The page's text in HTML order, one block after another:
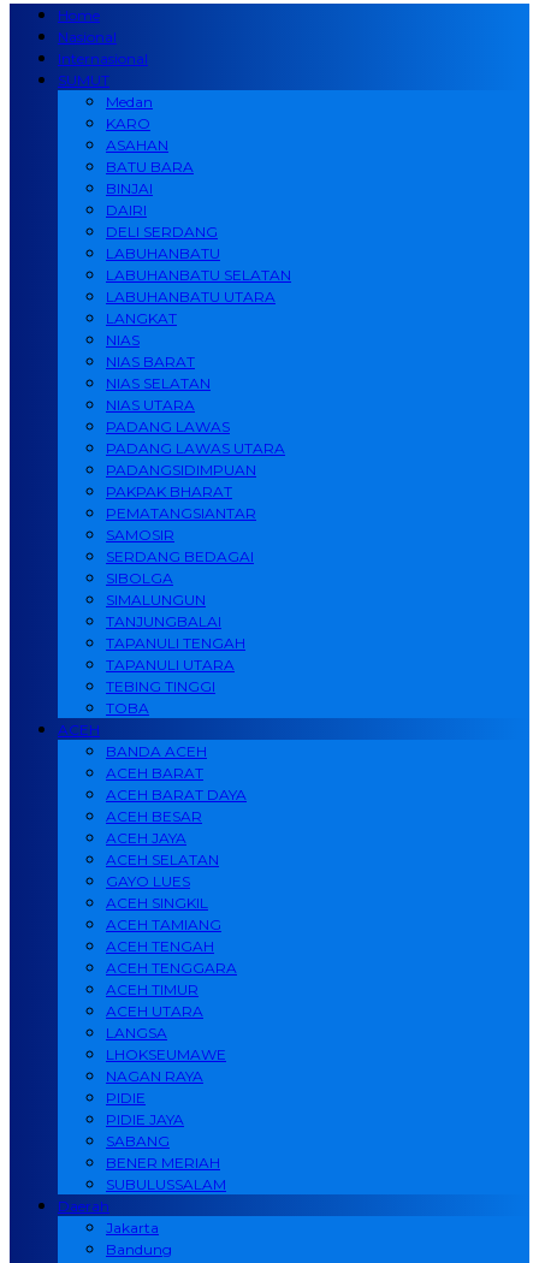
Home
Nasional
Internasional
SUMUT
Medan
KARO
ASAHAN
BATU BARA
BINJAI
DAIRI
DELI SERDANG
LABUHANBATU
LABUHANBATU SELATAN
LABUHANBATU UTARA
LANGKAT
NIAS
NIAS BARAT
NIAS SELATAN
NIAS UTARA
PADANG LAWAS
PADANG LAWAS UTARA
PADANGSIDIMPUAN
PAKPAK BHARAT
PEMATANGSIANTAR
SAMOSIR
SERDANG BEDAGAI
SIBOLGA
SIMALUNGUN
TANJUNGBALAI
TAPANULI TENGAH
TAPANULI UTARA
TEBING TINGGI
TOBA
ACEH
BANDA ACEH
ACEH BARAT
ACEH BARAT DAYA
ACEH BESAR
ACEH JAYA
ACEH SELATAN
GAYO LUES
ACEH SINGKIL
ACEH TAMIANG
ACEH TENGAH
ACEH TENGGARA
ACEH TIMUR
ACEH UTARA
LANGSA
LHOKSEUMAWE
NAGAN RAYA
PIDIE
PIDIE JAYA
SABANG
BENER MERIAH
SUBULUSSALAM
Daerah
Jakarta
Bandung